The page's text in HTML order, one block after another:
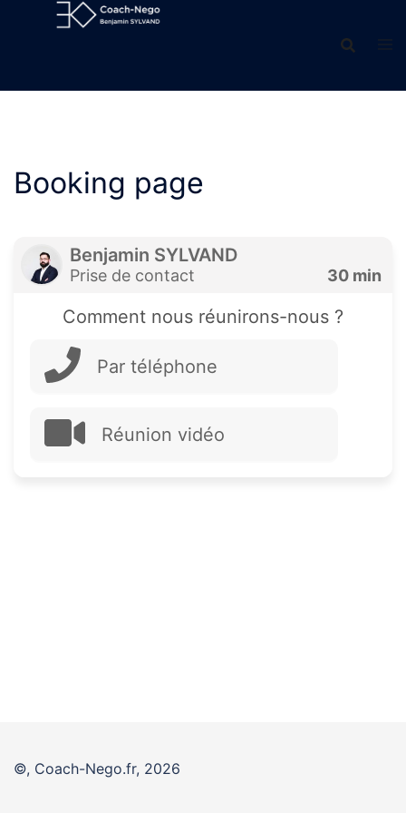
Booking page
Benjamin SYLVAND
Prise de contact 30 min
Comment nous réunirons-nous ?
Par téléphone
Réunion vidéo
©, Coach-Nego.fr, 2026